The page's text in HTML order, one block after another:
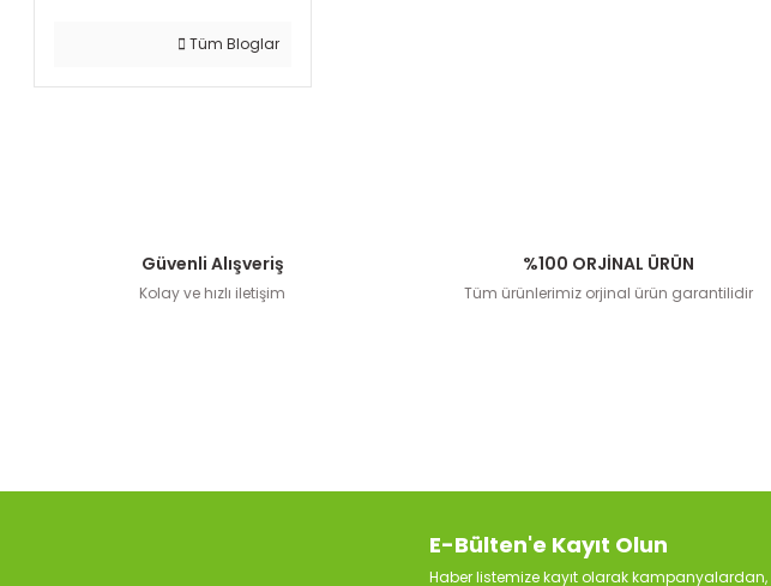
Tüm Bloglar
Güvenli Alışveriş
Kolay ve hızlı iletişim
%100 ORJİNAL ÜRÜN
Tüm ürünlerimiz orjinal ürün garantilidir
E-Bülten'e Kayıt Olun
Haber listemize kayıt olarak kampanyalardan,